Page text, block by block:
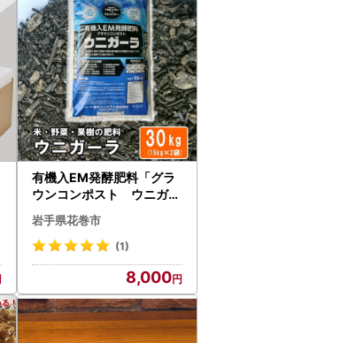
有機入EM発酵肥料「グラ
ウンコンポスト ウニガー
ラ」【元肥】15kg×2袋 【
1363】
岩手県花巻市
(1)
8,000